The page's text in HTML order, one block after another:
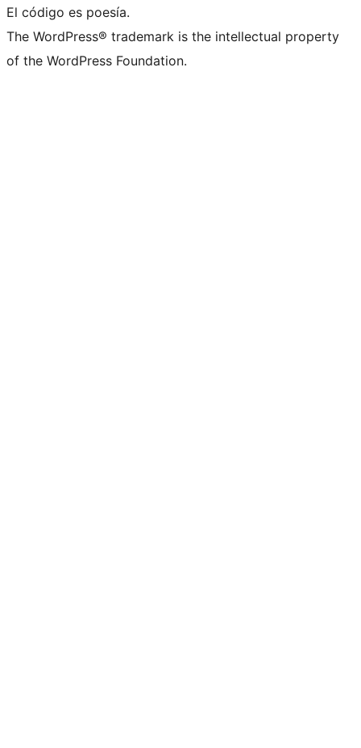
El código es poesía.
The WordPress® trademark is the intellectual property
of the WordPress Foundation.